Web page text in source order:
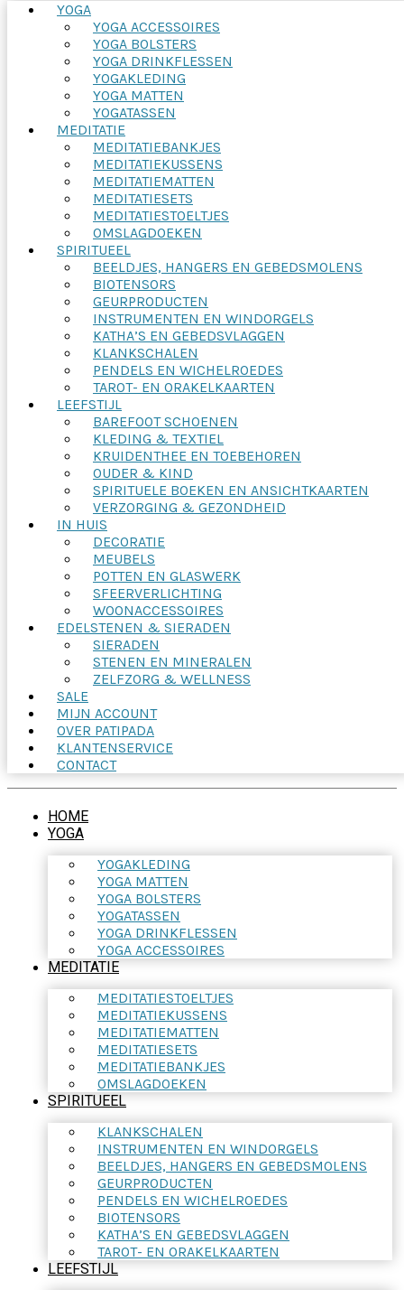
YOGA
YOGA ACCESSOIRES
YOGA BOLSTERS
YOGA DRINKFLESSEN
YOGAKLEDING
YOGA MATTEN
YOGATASSEN
MEDITATIE
MEDITATIEBANKJES
MEDITATIEKUSSENS
MEDITATIEMATTEN
MEDITATIESETS
MEDITATIESTOELTJES
OMSLAGDOEKEN
SPIRITUEEL
BEELDJES, HANGERS EN GEBEDSMOLENS
BIOTENSORS
GEURPRODUCTEN
INSTRUMENTEN EN WINDORGELS
KATHA’S EN GEBEDSVLAGGEN
KLANKSCHALEN
PENDELS EN WICHELROEDES
TAROT- EN ORAKELKAARTEN
LEEFSTIJL
BAREFOOT SCHOENEN
KLEDING & TEXTIEL
KRUIDENTHEE EN TOEBEHOREN
OUDER & KIND
SPIRITUELE BOEKEN EN ANSICHTKAARTEN
VERZORGING & GEZONDHEID
IN HUIS
DECORATIE
MEUBELS
POTTEN EN GLASWERK
SFEERVERLICHTING
WOONACCESSOIRES
EDELSTENEN & SIERADEN
SIERADEN
STENEN EN MINERALEN
ZELFZORG & WELLNESS
SALE
MIJN ACCOUNT
OVER PATIPADA
KLANTENSERVICE
CONTACT
HOME
YOGA
YOGAKLEDING
YOGA MATTEN
YOGA BOLSTERS
YOGATASSEN
YOGA DRINKFLESSEN
YOGA ACCESSOIRES
MEDITATIE
MEDITATIESTOELTJES
MEDITATIEKUSSENS
MEDITATIEMATTEN
MEDITATIESETS
MEDITATIEBANKJES
OMSLAGDOEKEN
SPIRITUEEL
KLANKSCHALEN
INSTRUMENTEN EN WINDORGELS
BEELDJES, HANGERS EN GEBEDSMOLENS
GEURPRODUCTEN
PENDELS EN WICHELROEDES
BIOTENSORS
KATHA’S EN GEBEDSVLAGGEN
TAROT- EN ORAKELKAARTEN
LEEFSTIJL